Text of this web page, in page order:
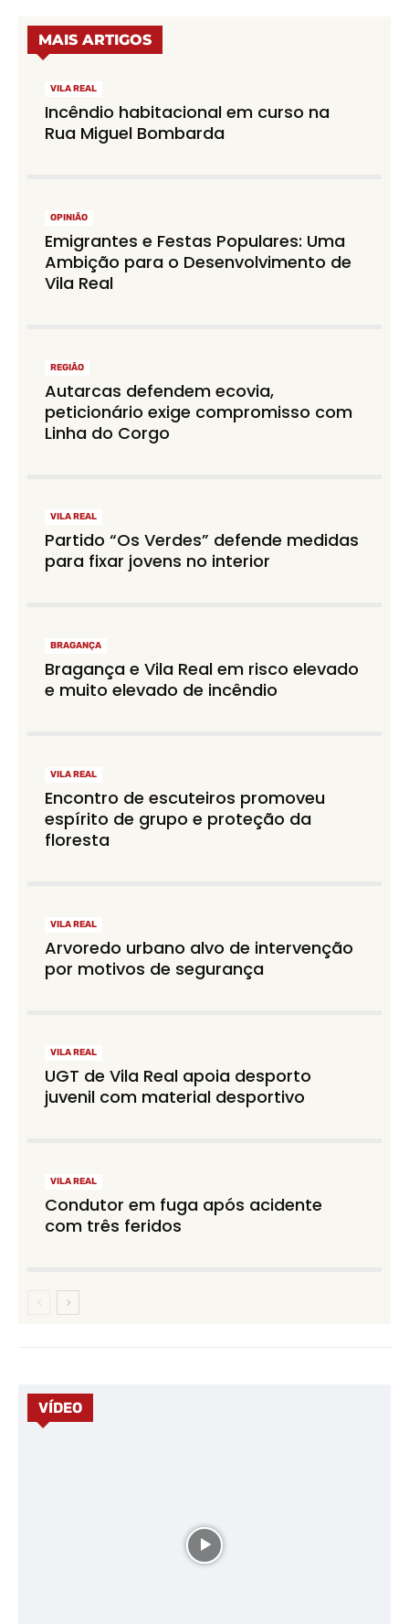
MAIS ARTIGOS
VILA REAL
Incêndio habitacional em curso na
Rua Miguel Bombarda
OPINIÃO
Emigrantes e Festas Populares: Uma
Ambição para o Desenvolvimento de
Vila Real
REGIÃO
Autarcas defendem ecovia,
peticionário exige compromisso com
Linha do Corgo
VILA REAL
Partido “Os Verdes” defende medidas
para fixar jovens no interior
BRAGANÇA
Bragança e Vila Real em risco elevado
e muito elevado de incêndio
VILA REAL
Encontro de escuteiros promoveu
espírito de grupo e proteção da
floresta
VILA REAL
Arvoredo urbano alvo de intervenção
por motivos de segurança
VILA REAL
UGT de Vila Real apoia desporto
juvenil com material desportivo
VILA REAL
Condutor em fuga após acidente
com três feridos
VÍDEO